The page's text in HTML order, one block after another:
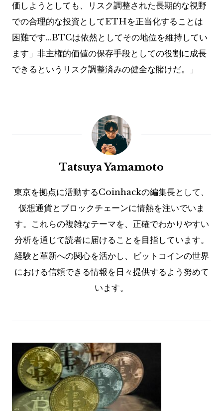
価しようとしても、リスク調整された長期的な視野
での合理的な投資としてETHを正当化することは
困難です…BTCは依然としてその地位を維持してい
ます」非主権的価値の保存手段としての役割に成長
できるというリスク調整済みの健全な賭けだ。」
Tatsuya Yamamoto
東京を拠点に活動するCoinhackの編集長として、
仮想通貨とブロックチェーンに情熱を注いでいま
す。これらの複雑なテーマを、正確でわかりやすい
分析を通じて読者に届けることを目指しています。
経験と革新への関心を活かし、ビットコインの世界
における信頼できる情報を日々提供するよう努めて
います。